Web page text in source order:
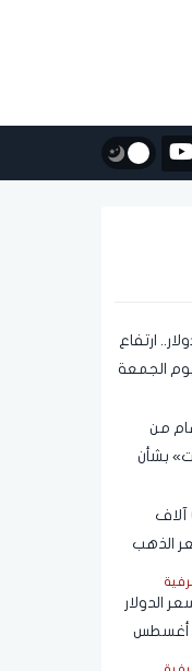
ألف دولار.. ارتفاع
الجمعة
من
بشأن
المسجلة
عيار 21 كسر الـ 6 آلاف
الذهب
الدولار
اليوم الجمعة 7 أغسطس